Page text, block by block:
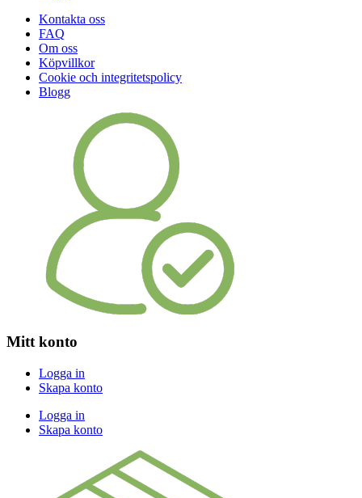
Kontakta oss
FAQ
Om oss
Köpvillkor
Cookie och integritetspolicy
Blogg
Mitt konto
Logga in
Skapa konto
Logga in
Skapa konto